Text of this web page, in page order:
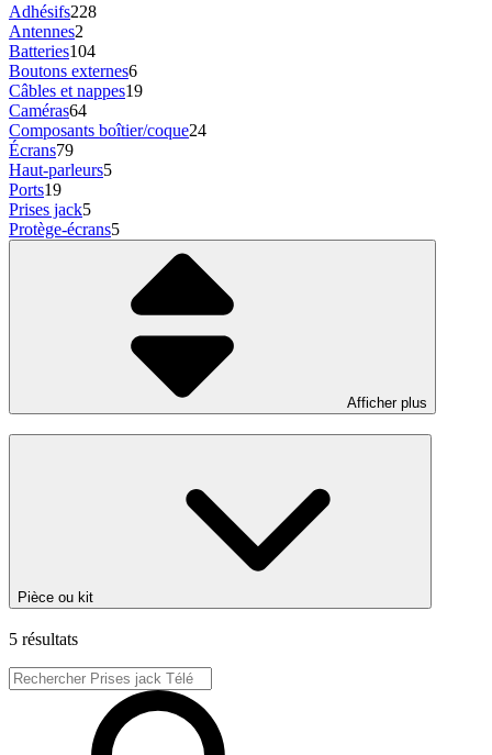
Adhésifs228
Antennes2
Batteries104
Boutons externes6
Câbles et nappes19
Caméras64
Composants boîtier/coque24
Écrans79
Haut-parleurs5
Ports19
Prises jack5
Protège-écrans5
Afficher plus
Pièce ou kit
5 résultats